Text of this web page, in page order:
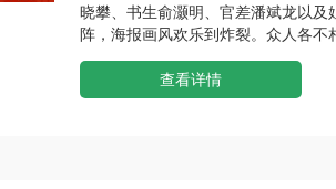
晓攀、书生俞灏明、官差潘斌龙以
阵，海报画风欢乐到炸裂。众人各不
查看详情